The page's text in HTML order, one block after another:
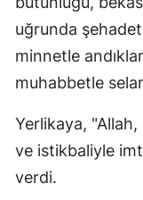
uğrunda
minnetle
muhabbetle
Yerlikaya,
ve istikbaliyle
verdi.